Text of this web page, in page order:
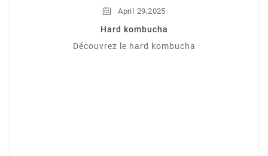
April 29,2025
Hard kombucha
Découvrez le hard kombucha